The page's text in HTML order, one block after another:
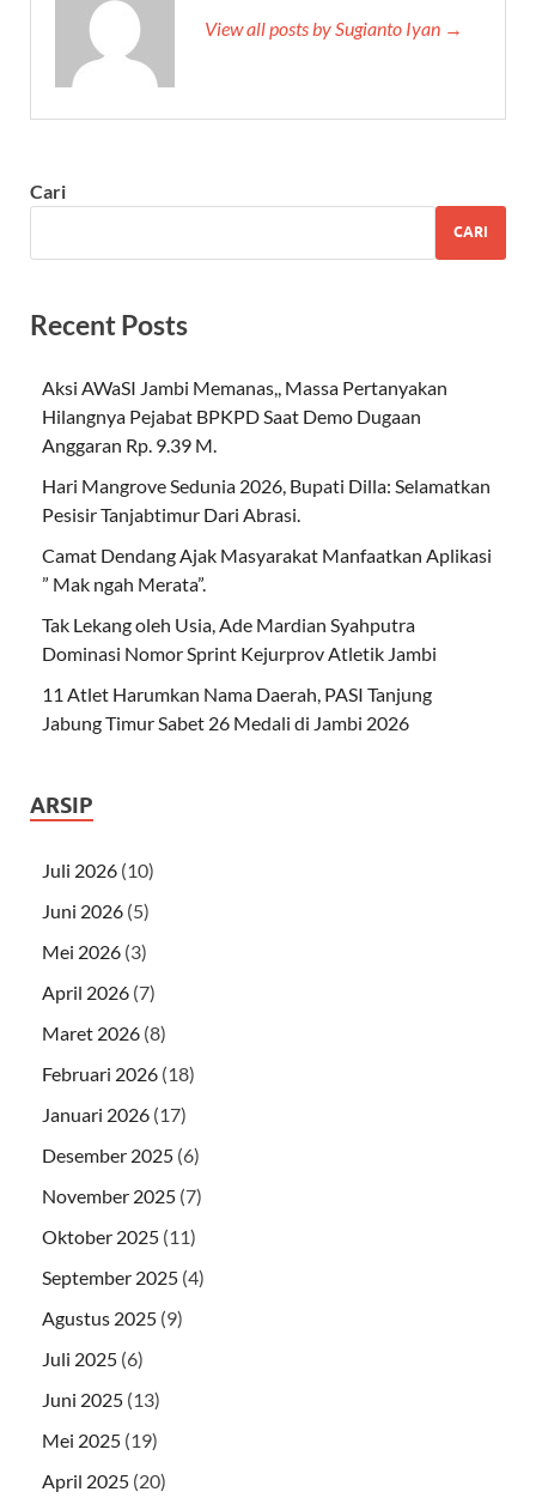
View all posts by Sugianto Iyan →
Cari
CARI
Recent Posts
Aksi AWaSI Jambi Memanas,, Massa Pertanyakan
Hilangnya Pejabat BPKPD Saat Demo Dugaan
Anggaran Rp. 9.39 M.
Hari Mangrove Sedunia 2026, Bupati Dilla: Selamatkan
Pesisir Tanjabtimur Dari Abrasi.
Camat Dendang Ajak Masyarakat Manfaatkan Aplikasi
” Mak ngah Merata”.
Tak Lekang oleh Usia, Ade Mardian Syahputra
Dominasi Nomor Sprint Kejurprov Atletik Jambi
11 Atlet Harumkan Nama Daerah, PASI Tanjung
Jabung Timur Sabet 26 Medali di Jambi 2026
ARSIP
Juli 2026 (10)
Juni 2026 (5)
Mei 2026 (3)
April 2026 (7)
Maret 2026 (8)
Februari 2026 (18)
Januari 2026 (17)
Desember 2025 (6)
November 2025 (7)
Oktober 2025 (11)
September 2025 (4)
Agustus 2025 (9)
Juli 2025 (6)
Juni 2025 (13)
Mei 2025 (19)
April 2025 (20)